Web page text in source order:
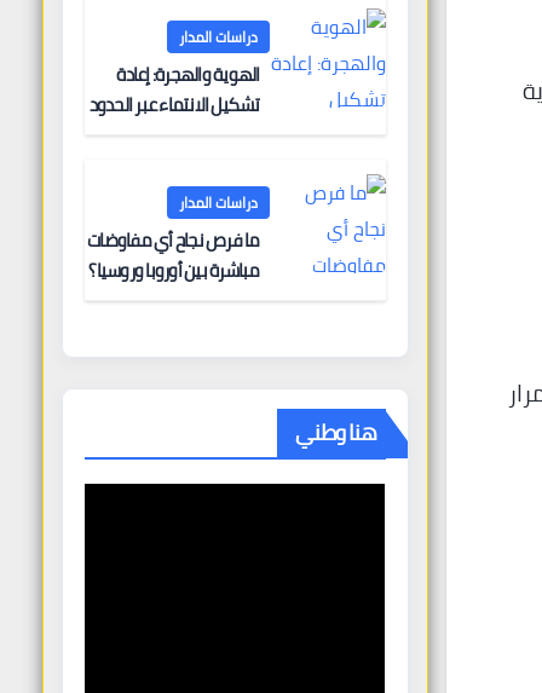
دراسات المدار
الهوية والهجرة: إعادة
تشكيل الانتماء عبر الحدود
دراسات المدار
ما فرص نجاح أي مفاوضات
مباشرة بين أوروبا وروسيا؟
هنا وطني